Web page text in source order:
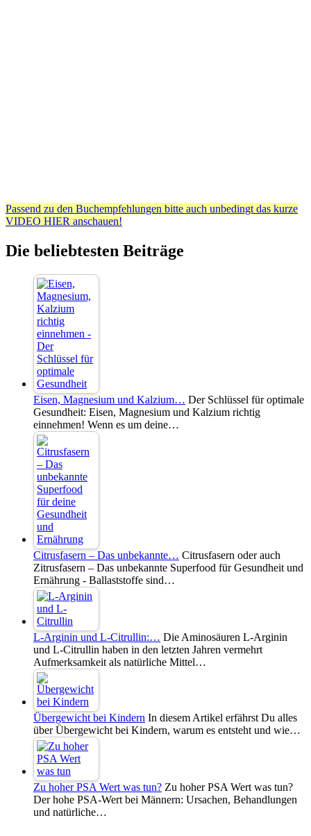
Passend zu den Buchempfehlungen bitte auch unbedingt das kurze
VIDEO HIER anschauen!
Die beliebtesten Beiträge
Eisen, Magnesium und Kalzium… Der Schlüssel für optimale
Gesundheit: Eisen, Magnesium und Kalzium richtig
einnehmen! Wenn es um deine…
Citrusfasern – Das unbekannte… Citrusfasern oder auch
Zitrusfasern – Das unbekannte Superfood für Gesundheit und
Ernährung - Ballaststoffe sind…
L-Arginin und L-Citrullin:… Die Aminosäuren L-Arginin
und L-Citrullin haben in den letzten Jahren vermehrt
Aufmerksamkeit als natürliche Mittel…
Übergewicht bei Kindern In diesem Artikel erfährst Du alles
über Übergewicht bei Kindern, warum es entsteht und wie…
Zu hoher PSA Wert was tun? Zu hoher PSA Wert was tun?
Der hohe PSA-Wert bei Männern: Ursachen, Behandlungen
und natürliche…